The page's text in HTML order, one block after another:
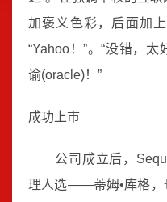
加褒义色彩，后面加
“Yahoo！”。“没错，
谕(oracle)！”
成功上市
公司成立后，
理人选——蒂姆•库格，